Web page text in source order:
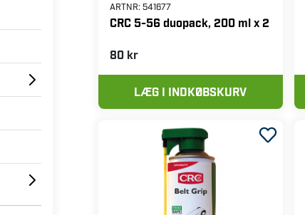
ARTNR: 541677
CRC 5-56 duopack, 200 ml x 2
80 kr
LÆG I INDKØBSKURV